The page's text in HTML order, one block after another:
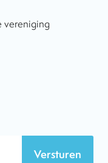
vereniging
Versturen